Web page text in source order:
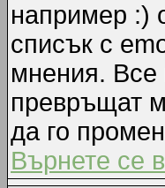
например :)
списък с
мнения. Все
превръщат
да го
Върнете се